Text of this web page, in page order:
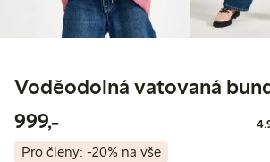
Voděodolná vatovaná
999,-999,00 Kč
Pro členy: -20% na vše